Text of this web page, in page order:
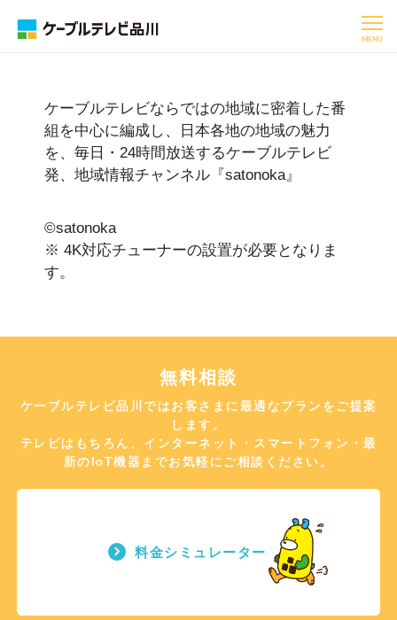
MENU
ケーブルテレビならではの地域に密着した番
組を中心に編成し、日本各地の地域の魅力
を、毎日・ 24時間放送するケーブルテレビ
発、地域情報チャンネル『satonoka』
©satonoka
※ 4K対応チューナーの設置が必要となりま
す。
無料相談
ケーブルテレビ品川ではお客さまに最適なプランをご提案
します。
テレビはもちろん、インターネット・スマートフォン・最
新のIoT機器までお気軽にご相談ください。
料金シミュレーター